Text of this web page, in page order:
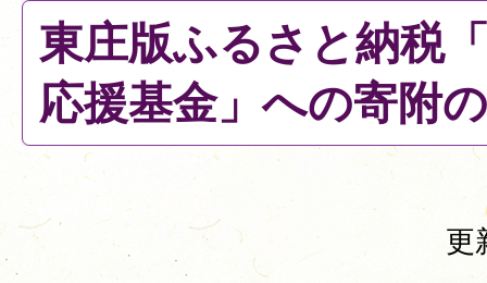
東庄版ふるさと納税
応援基金」への寄附
更